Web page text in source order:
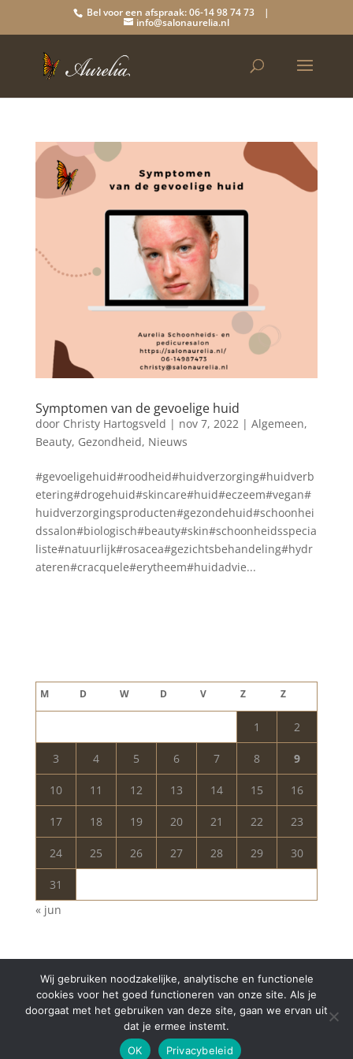
Bel voor een afspraak: 06-14 98 74 73 |
info@salonaurelia.nl
Symptomen van de gevoelige huid
door Christy Hartogsveld | nov 7, 2022| Algemeen,
Beauty, Gezondheid, Nieuws
#gevoeligehuid#roodheid#huidverzorging#huidverb
etering#drogehuid#skincare#huid#eczeem#vegan#
huidverzorgingsproducten#gezondehuid#schoonhei
dssalon#biologisch#beauty#skin#schoonheidsspecia
liste#natuurlijk#rosacea#gezichtsbehandeling#hydr
ateren#cracquele#erytheem#huidadvie...
M D W D V Z Z
1 2
3 4 5 6 7 8 9
10 11 12 13 14 15 16
17 18 19 20 21 22 23
24 25 26 27 28 29 30
31
« jun
Copyright © 2024 Aurelia Schoonheidssalon | All
Rights Reserved | WebdesignAppdsgn
Wij gebruiken noodzakelijke, analytische en functionele
cookies voor het goed functioneren van onze site. Als je
doorgaat met het gebruiken van deze site, gaan we ervan uit
dat je ermee instemt.
OK
Privacybeleid